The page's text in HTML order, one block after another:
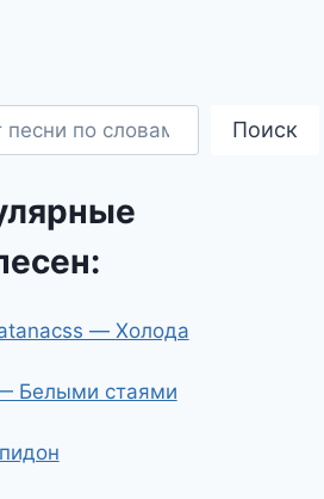
Поиск
— Холода
Белыми стаями